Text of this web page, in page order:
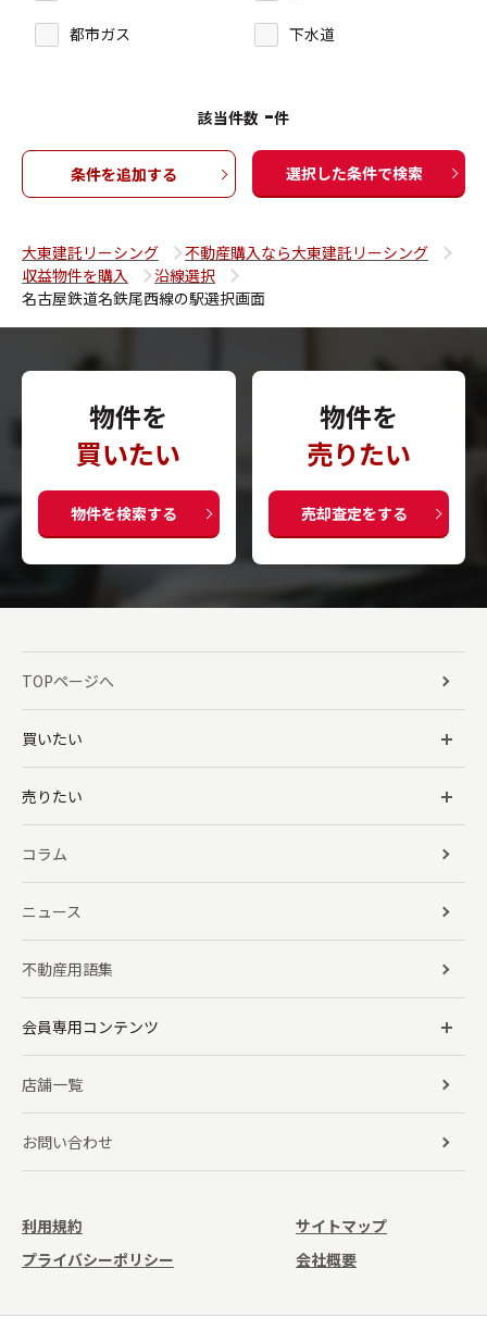
都市ガス 下水道
該当件数 -件
条件を追加する 選択した条件で検索
大東建託リーシング
不動産購入なら大東建託リーシング
収益物件を購入
沿線選択
名古屋鉄道名鉄尾西線の駅選択画面
物件を
買いたい
物件を検索する
物件を
売りたい
売却査定をする
TOPページへ
買いたい
売りたい
コラム
ニュース
不動産用語集
会員専用コンテンツ
店舗一覧
お問い合わせ
利用規約
サイトマップ
プライバシーポリシー
会社概要